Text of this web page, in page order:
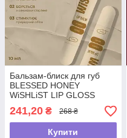
Бальзам-блиск для губ
BLESSED HONEY
WiSHLiST LIP GLOSS
BALM, 10 мл
241,20 ₴ 268 ₴
Купити